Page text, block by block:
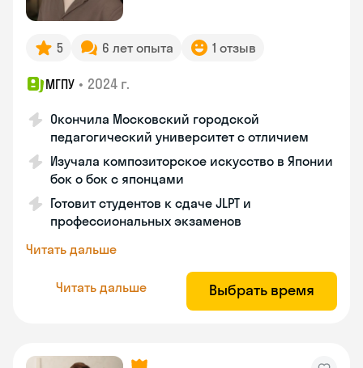
5 6 лет опыта 1 отзыв
МГПУ • 2024 г.
Окончила Московский городской
педагогический университет с отличием
Изучала композиторское искусство в Японии
бок о бок с японцами
Готовит студентов к сдаче JLPT и
профессиональных экзаменов
Читать дальше
Читать дальше Выбрать время